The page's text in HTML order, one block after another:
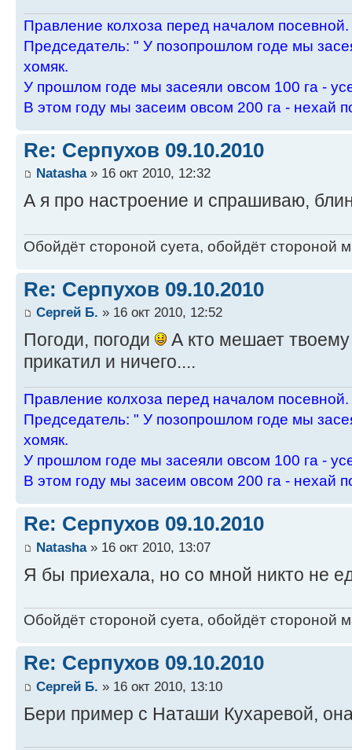
Пpавление колхоза пеpед началом посевной.
Пpедседатель: " У позопpошлом годе мы
хомяк.
У пpошлом годе мы засеяли овсом 100 га -
В этом году мы засеим овсом 200 га - нехай
Re: Серпухов 09.10.2010
Natasha» 16 окт 2010, 12:32
А я про настроение и спрашиваю,
Обойдёт стороной суета, обойдёт стороной
Re: Серпухов 09.10.2010
Сергей Б. » 16 окт 2010, 12:52
Погоди, погоди
А кто мешает
прикатил и ничего....
Пpавление колхоза пеpед началом посевной.
Пpедседатель: " У позопpошлом годе мы
хомяк.
У пpошлом годе мы засеяли овсом 100 га -
В этом году мы засеим овсом 200 га - нехай
Re: Серпухов 09.10.2010
Natasha» 16 окт 2010, 13:07
Я бы приехала, но со мной никто не
Обойдёт стороной суета, обойдёт стороной
Re: Серпухов 09.10.2010
Сергей Б. » 16 окт 2010, 13:10
Бери пример с Наташи Кухаревой,